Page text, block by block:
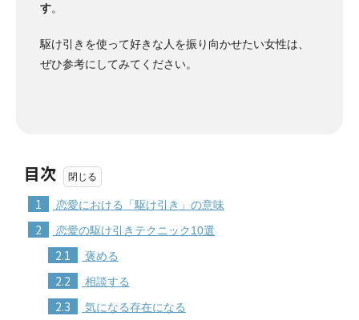
す。
駆け引きを使って好きな人を振り向かせたい女性は、
ぜひ参考にしてみてください。
目次
1 恋愛における「駆け引き」の意味
2 恋愛の駆け引きテクニック10選
2.1 褒める
2.2 相談する
2.3 気になる存在になる